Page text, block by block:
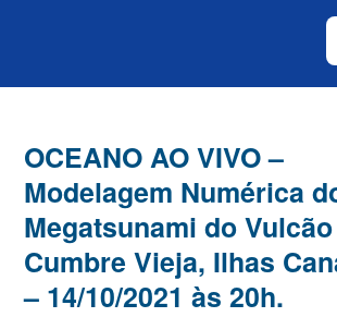
OCEANO AO VIVO –
Modelagem Numérica
Megatsunami do Vulcão
Cumbre Vieja, Ilhas
– 14/10/2021 às 20h.